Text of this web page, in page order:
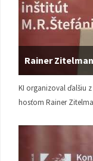
Rainer
KI organizoval ďalšiu
hosťom Rainer